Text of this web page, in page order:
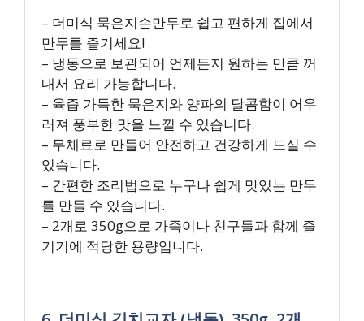
– 더미식 묵은지손만두로 쉽고 편하게 집에서
만두를 즐기세요!
– 냉동으로 보관되어 언제든지 원하는 만큼 꺼
내서 요리 가능합니다.
– 육즙 가득한 묵은지와 양파의 달콤함이 어우
러져 풍부한 맛을 느낄 수 있습니다.
– 무채료로 만들어 안전하고 건강하게 드실 수
있습니다.
– 간편한 조리법으로 누구나 쉽게 맛있는 만두
를 만들 수 있습니다.
– 2개로 350g으로 가족이나 친구들과 함께 즐
기기에 적당한 용량입니다.